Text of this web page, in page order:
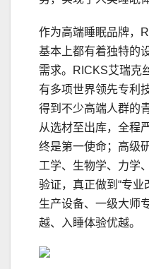
作为高端睡眠品牌，
基本上都有着独特的
需求。RICKS艾瑞克
有多项世界领先专利
得到不少高端人群的
从选材至出库，全程
终是第一使命；高级
工学、生物学、力学
验证，真正做到“专业
生产设备、一级大师
越、入睡体验优越。